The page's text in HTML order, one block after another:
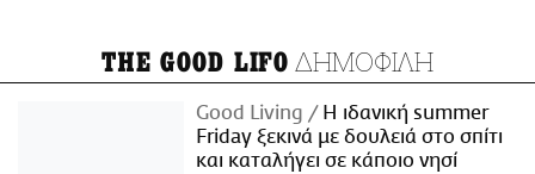
THE GOOD LIFO ΔΗΜΟΦΙΛΗ
Good Living
Η ιδανική summer
Friday ξεκινά με δουλειά στο σπίτι
και καταλήγει σε κάποιο νησί